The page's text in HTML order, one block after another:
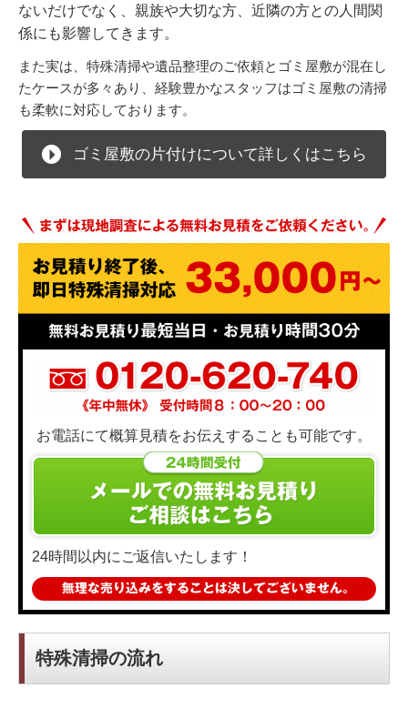
ないだけでなく、親族や大切な方、近隣の方との人間関
係にも影響してきます。
また実は、特殊清掃や遺品整理のご依頼とゴミ屋敷が混在し
たケースが多々あり、経験豊かなスタッフはゴミ屋敷の清掃
も柔軟に対応しております。
ゴミ屋敷の片付けについて詳しくはこちら
お電話にて概算見積をお伝えすることも可能です。
24時間以内にご返信いたします！
特殊清掃の流れ